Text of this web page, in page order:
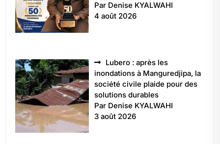
Par Denise KYALWAHI
4 août 2026
Lubero : après les
inondations à Manguredjipa, la
société civile plaide pour des
solutions durables
Par Denise KYALWAHI
3 août 2026